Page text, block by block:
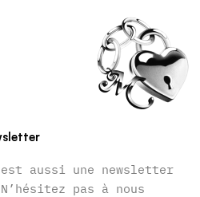
aussi une newsletter
pas à nous